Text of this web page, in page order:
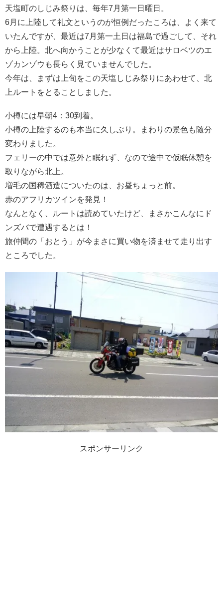
天塩町のしじみ祭りは、毎年7月第一日曜日。
6月に上陸して礼文というのが恒例だったころは、よく来て
いたんですが、最近は7月第一土日は福島で過ごして、それ
から上陸。北へ向かうことが少なくて最近はサロベツのエ
ゾカンゾウも長らく見ていませんでした。
今年は、まずは上旬をこの天塩しじみ祭りにあわせて、北
上ルートをとることしました。
小樽には早朝4：30到着。
小樽の上陸するのも本当に久しぶり。まわりの景色も随分
変わりました。
フェリーの中では意外と眠れず、なので途中で仮眠休憩を
取りながら北上。
増毛の国稀酒造についたのは、お昼ちょっと前。
赤のアフリカツインを発見！
なんとなく、ルートは読めていたけど、まさかこんなにド
ンズバで遭遇するとは！
旅仲間の「おとう」が今まさに買い物を済ませて走り出す
ところでした。
スポンサーリンク